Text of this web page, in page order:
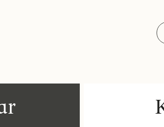
det fint att bygga vidare på sin stil och sätta
område med påtaglig känsla av
nöjen så finns Mall of Scandinavia samt